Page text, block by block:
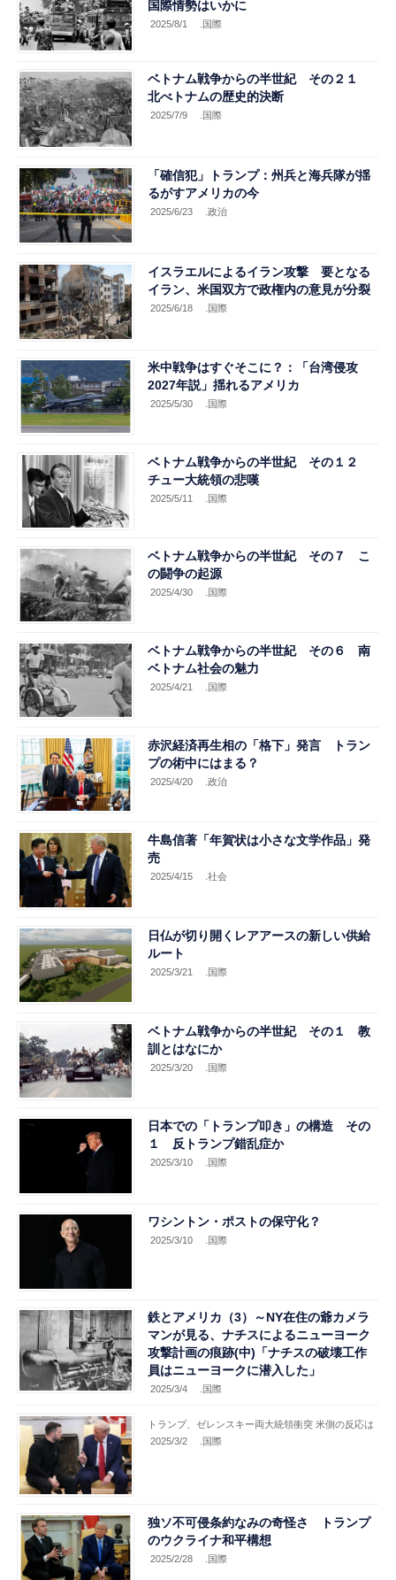
国際情勢はいかに
2025/8/1 .国際
ベトナム戦争からの半世紀 その２１
北べトナムの歴史的決断
2025/7/9 .国際
「確信犯」トランプ：州兵と海兵隊が揺
るがすアメリカの今
2025/6/23 .政治
イスラエルによるイラン攻撃 要となる
イラン、米国双方で政権内の意見が分裂
2025/6/18 .国際
米中戦争はすぐそこに？：「台湾侵攻
2027年説」揺れるアメリカ
2025/5/30 .国際
ベトナム戦争からの半世紀 その１２
チュー大統領の悲嘆
2025/5/11 .国際
ベトナム戦争からの半世紀 その７ こ
の闘争の起源
2025/4/30 .国際
ベトナム戦争からの半世紀 その６ 南
ベトナム社会の魅力
2025/4/21 .国際
赤沢経済再生相の「格下」発言 トラン
プの術中にはまる？
2025/4/20 .政治
牛島信著「年賀状は小さな文学作品」発
売
2025/4/15 .社会
日仏が切り開くレアアースの新しい供給
ルート
2025/3/21 .国際
ベトナム戦争からの半世紀 その１ 教
訓とはなにか
2025/3/20 .国際
日本での「トランプ叩き」の構造 その
１ 反トランプ錯乱症か
2025/3/10 .国際
ワシントン・ポストの保守化？
2025/3/10 .国際
鉄とアメリカ（3）～NY在住の爺カメラ
マンが見る、ナチスによるニューヨーク
攻撃計画の痕跡(中)「ナチスの破壊工作
員はニューヨークに潜入した」
2025/3/4 .国際
トランプ、ゼレンスキー両大統領衝突 米側の反応は
2025/3/2
.国際
独ソ不可侵条約なみの奇怪さ トランプ
のウクライナ和平構想
2025/2/28 .国際